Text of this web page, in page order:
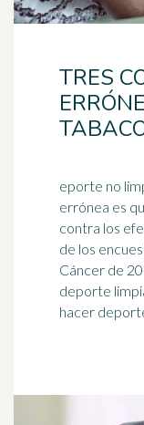
TRES
eporte no
errónea es
contra los
de los
Cáncer de
deporte limpia los